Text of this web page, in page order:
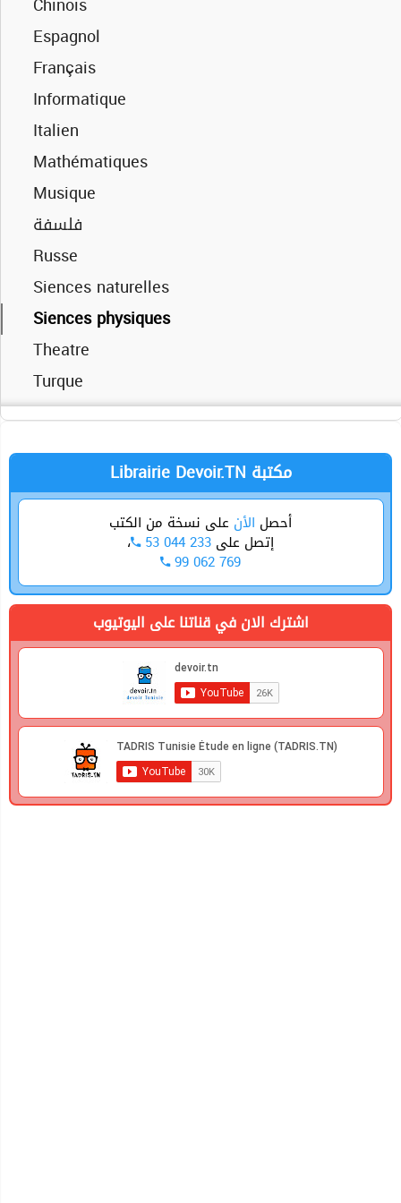
Espagnol
Français
Informatique
Italien
Mathématiques
Musique
فلسفة
Russe
Siences naturelles
Siences physiques
Theatre
Turque
Sport
Anglais
Français
Informatiques
Mathématiques
فلسفة
Siences naturelles
Siences physiques
Sports
Technique
Anglais
العربية
Français
Informatiques
Mathématiques
فلسفة
Siences physiques
Technique
Librairie Devoir.TN مكتبة
أحصل الأن على نسخة من الكتب
إتصل على 53 044 233 ،
99 062 769
اشترك الان في قناتنا على اليوتيوب